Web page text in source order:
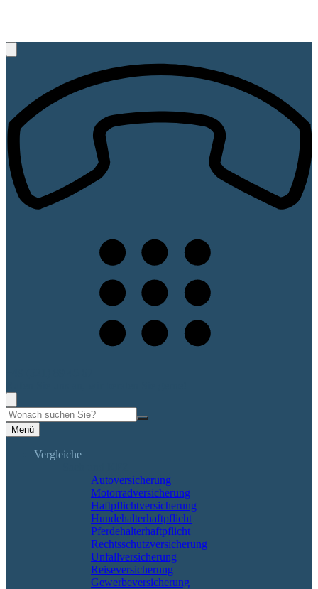
Suche
Menü
Vergleiche
Autoversicherung
Motorradversicherung
Haftpflichtversicherung
Hundehalterhaftpflicht
Pferdehalterhaftpflicht
Rechtsschutzversicherung
Unfallversicherung
Reiseversicherung
Gewerbeversicherung